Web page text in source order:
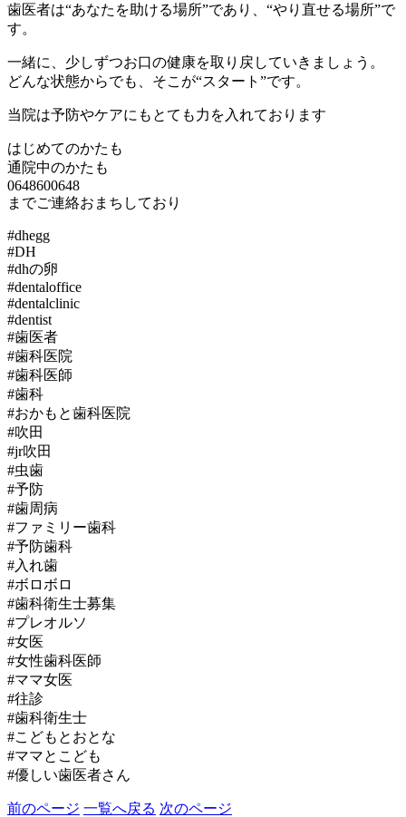
歯医者は“あなたを助ける場所”であり、“やり直せる場所”で
す。
一緒に、少しずつお口の健康を取り戻していきましょう。
どんな状態からでも、そこが“スタート”です。
当院は予防やケアにもとても力を入れております
はじめてのかたも
通院中のかたも
0648600648
までご連絡おまちしており
#dhegg
#DH
#dhの卵
#dentaloffice
#dentalclinic
#dentist
#歯医者
#歯科医院
#歯科医師
#歯科
#おかもと歯科医院
#吹田
#jr吹田
#虫歯
#予防
#歯周病
#ファミリー歯科
#予防歯科
#入れ歯
#ボロボロ
#歯科衛生士募集
#プレオルソ
#女医
#女性歯科医師
#ママ女医
#往診
#歯科衛生士
#こどもとおとな
#ママとこども
#優しい歯医者さん
前のページ 一覧へ戻る 次のページ